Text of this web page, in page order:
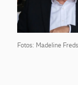
Fotos: Madeline